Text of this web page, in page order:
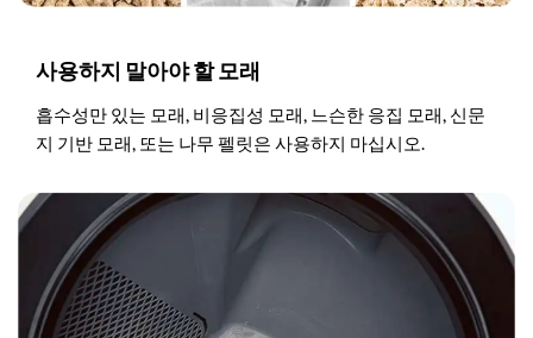
사용하지 말아야 할 모래
흡수성만 있는 모래, 비응집성 모래, 느슨한 응집 모래, 신문
지 기반 모래, 또는 나무 펠릿은 사용하지 마십시오.